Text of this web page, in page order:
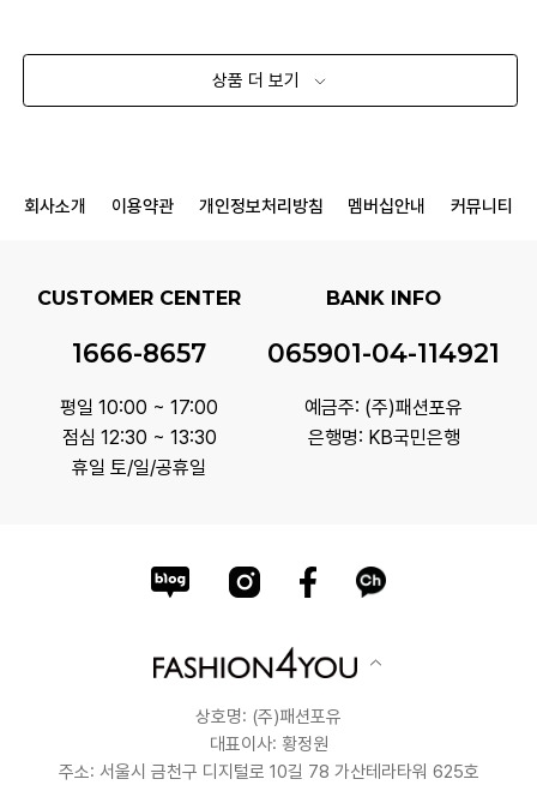
상품 더 보기
회사소개 이용약관 개인정보처리방침 멤버십안내 커뮤니티
CUSTOMER CENTER
1666-8657
평일 10:00 ~ 17:00
점심 12:30 ~ 13:30
휴일 토/일/공휴일
BANK INFO
065901-04-114921
예금주: (주)패션포유
은행명: KB국민은행
상호명: (주)패션포유
대표이사: 황정원
주소: 서울시 금천구 디지털로 10길 78 가산테라타워 625호